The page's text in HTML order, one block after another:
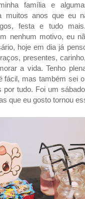
família e
muitos anos que eu
festa e tudo
nenhum motivo, eu
hoje em dia já
presentes,
a vida.Tenho
fácil, mas também sei
por tudo. Foi um
que eu gosto tornou